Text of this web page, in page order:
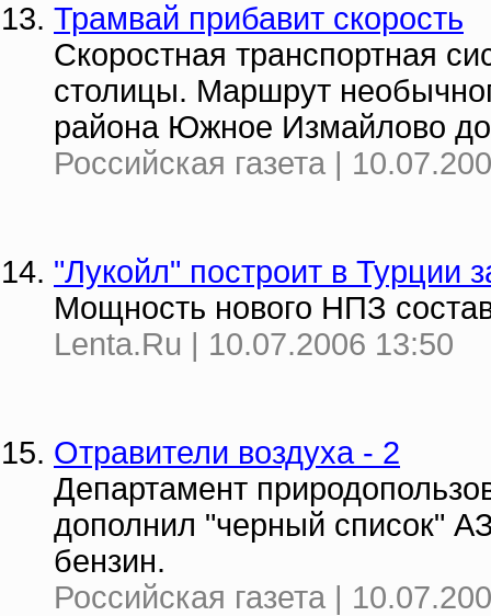
Трамвай прибавит скорость
Скоростная транспортная
столицы. Маршрут
района Южное Измайлово
Российская газета |
"Лукойл" построит в Турции
Мощность нового НПЗ
Lenta.Ru | 10.07.2006 13:50
Отравители воздуха - 2
Департамент
дополнил "черный список"
бензин.
Российская газета |